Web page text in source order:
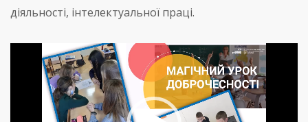
діяльності, інтелектуальної праці.
Відеопрогравач